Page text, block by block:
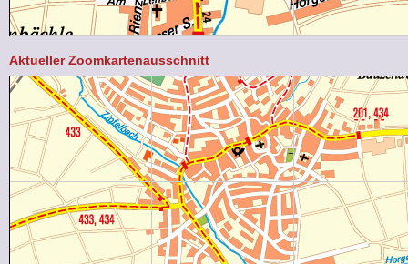
Aktueller Zoomkartenausschnitt